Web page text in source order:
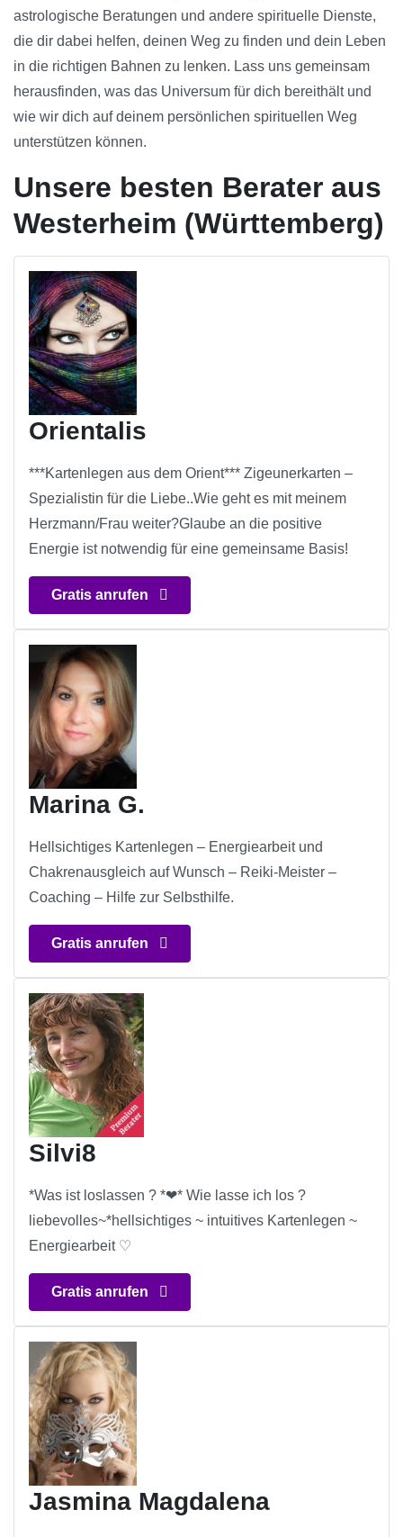
astrologische Beratungen und andere spirituelle Dienste,
die dir dabei helfen, deinen Weg zu finden und dein Leben
in die richtigen Bahnen zu lenken. Lass uns gemeinsam
herausfinden, was das Universum für dich bereithält und
wie wir dich auf deinem persönlichen spirituellen Weg
unterstützen können.
Unsere besten Berater aus
Westerheim (Württemberg)
Orientalis
***Kartenlegen aus dem Orient*** Zigeunerkarten –
Spezialistin für die Liebe..Wie geht es mit meinem
Herzmann/Frau weiter?Glaube an die positive
Energie ist notwendig für eine gemeinsame Basis!
Gratis anrufen
Marina G.
Hellsichtiges Kartenlegen – Energiearbeit und
Chakrenausgleich auf Wunsch – Reiki-Meister –
Coaching – Hilfe zur Selbsthilfe.
Gratis anrufen
Silvi8
*Was ist loslassen ? *❤* Wie lasse ich los ?
liebevolles~*hellsichtiges ~ intuitives Kartenlegen ~
Energiearbeit ♡
Gratis anrufen
Jasmina Magdalena